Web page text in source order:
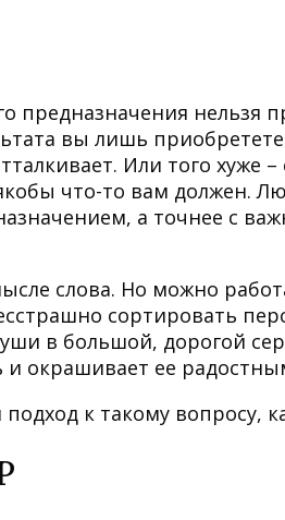
предназначения нельзя
вы лишь
Или того хуже
что-то вам должен.
а точнее с
слова. Но можно
сортировать
в большой, дорогой
окрашивает ее
к такому вопросу,